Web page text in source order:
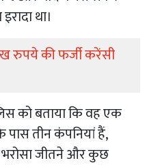
था।
रुपये की फर्जी करेंसी
को बताया कि वह एक
तीन कंपनियां हैं,
जीतने और कुछ